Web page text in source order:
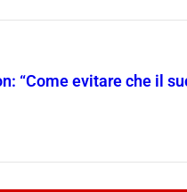
“Come evitare che il